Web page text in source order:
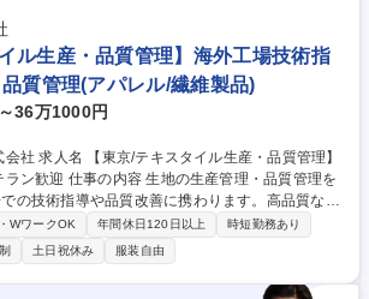
業務引継ぎ 【仕事の魅力】右肩上がりの成長を続
う、裁量の大きなポジションです。経験を活かし
職種 【海外製造拠点責任者候
上場/創業70年化学メーカー
ル生産・品質管理】海外工場技術指
質管理(アパレル/繊維製品)
36万1000円
・品質管理】
産管理・品質管理を
の技術指導や品質改善に携わります。高品質な製
めの工程管理や現場指導を行い、一定の品質を保
生地の生産管理、品質管
を担当。海外工場（インドネシア、インド、ベト
術指導も行います。【業務内容】工場での温度管
WワークOK 年間休日120日以上
時短勤務あり
土日祝休み 服装自由